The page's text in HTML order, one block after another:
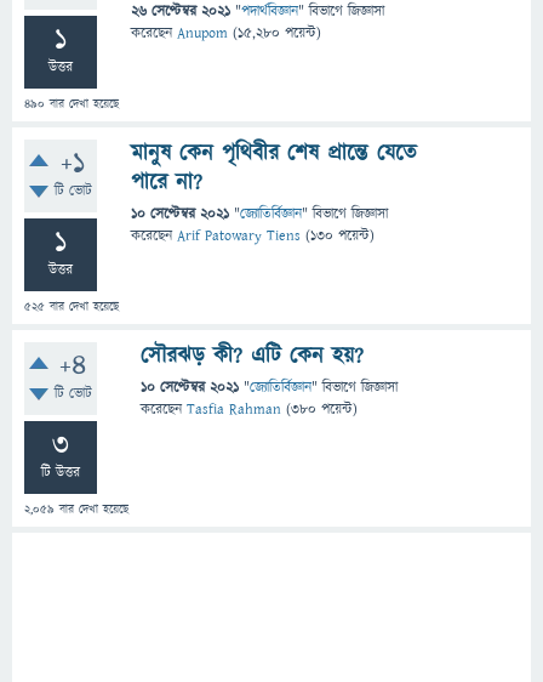
1
উত্তর
490 বার দেখা হয়েছে
26 সেপ্টেম্বর 2021 "পদার্থবিজ্ঞান" বিভাগে জিজ্ঞাসা
করেছেনAnupom (15,280 পয়েন্ট)
+1
টি ভোট
1
উত্তর
525 বার দেখা হয়েছে
মানুষ কেন পৃথিবীর শেষ প্রান্তে যেতে
পারে না?
10 সেপ্টেম্বর 2021 "জ্যোতির্বিজ্ঞান" বিভাগে জিজ্ঞাসা
করেছেনArif Patowary Tiens (130 পয়েন্ট)
+4
টি ভোট
3
টি উত্তর
2,059 বার দেখা হয়েছে
সৌরঝড় কী? এটি কেন হয়?
10 সেপ্টেম্বর 2021 "জ্যোতির্বিজ্ঞান" বিভাগে জিজ্ঞাসা
করেছেনTasfia Rahman (380 পয়েন্ট)